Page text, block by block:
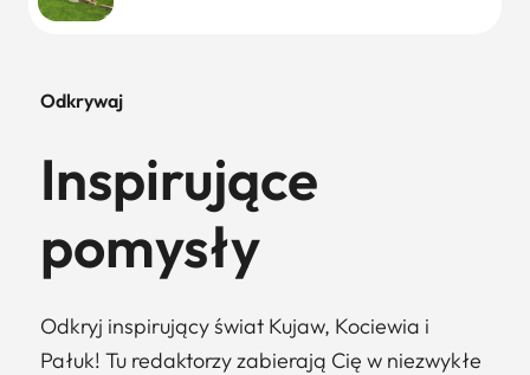
Odkrywaj
Inspirujące
pomysły
Odkryj inspirujący świat Kujaw, Kociewia i
Pałuk! Tu redaktorzy zabierają Cię w niezwykłe